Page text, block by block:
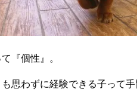
『個性』。
も思わずに経験できる子って